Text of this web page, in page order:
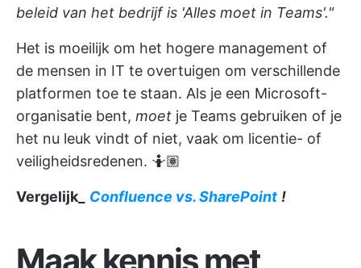
beleid van het bedrijf is 'Alles moet in Teams'."
Het is moeilijk om het hogere management of
de mensen in IT te overtuigen om verschillende
platformen toe te staan. Als je een Microsoft-
organisatie bent, moet je Teams gebruiken of je
het nu leuk vindt of niet, vaak om licentie- of
veiligheidsredenen. 🤷🏽
Vergelijk_ Confluence vs. SharePoint !